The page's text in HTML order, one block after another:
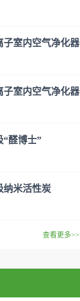
PM2.5、粉尘、花粉、
清洁度的效果。主要功
甲醛/除异味/杀菌应用
用方法：见产品说明手
子室内空气净化器
PM2.5、粉尘、花粉、
清洁度的效果。主要功
甲醛/除异味/杀菌应用
使用方法：见产品说明手
子室内空气净化器
PM2.5、粉尘、花粉、
除挥发性有机物，有效提
用方法：见产品说明手
“醛博士”
醛领域是非常专业的一位
净化空气，醛博士一肚
纳米活性炭
碳，也有排列规整的晶
优吸活性炭具有较强的
查看更多>>